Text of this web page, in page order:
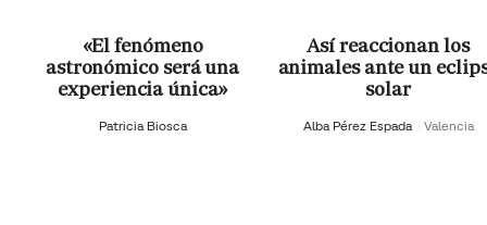
«El fenómeno
astronómico será una
experiencia única»
Patricia Biosca
Así reaccionan los
animales ante un
solar
Alba Pérez Espada Valencia